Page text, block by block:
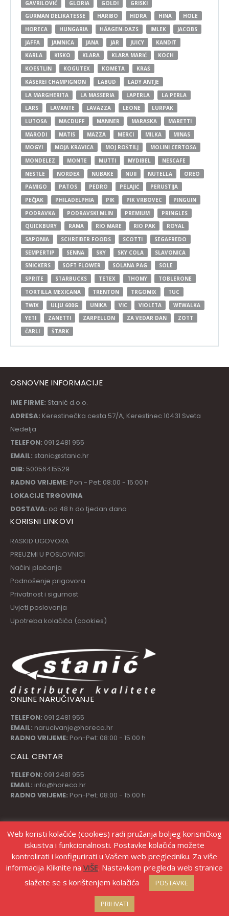
GAVRILOVIĆ
GLORIA GOLDI
GRISKI
GURMAN DELIKATESSE
HARIBO HIDRA HINA
HOLE
HORECA
HUNGARIA HÄAGEN-DAZS IMLEK
JACOBS
JAFFA
JAMNICA JANA JAR JUICY
KANDIT
KARLA
KISKO KLARA KLARA MARIĆ
KOCH
KOESTLIN
KOGUTEX KOMETA
KRAŠ
KÄSEREI CHAMPIGNON
LABUD
LADY ANTJE
LA MARGHERITA
LA MASSERIA LAPERLA
LA PERLA
LARS
LAVANTE LAVAZZA LEONE
LURPAK
LUTOSA
MACDUFF MANNER MARASKA
MARETTI
MARODI
MATIS MAZZA MERCI MILKA
MINAS
MOGYI
MOJA KRAVICA MOJ ROŠTILJ
MOLINI CERTOSA
MONDELEZ
MONTE MUTTI MYDIBEL
NESCAFE
NESTLE
NORDEX NUBAKE NUII NUTELLA
OREO
PAMIGO
PATOS PEDRO PELAJIĆ
PERUSTIJA
PEČJAK
PHILADELPHIA PIK PIK VRBOVEC
PINGUIN
PODRAVKA
PODRAVSKI MLIN PREMIUM
PRINGLES
QUICKBURY
RAMA RIO MARE RIO PAK
ROYAL
SAPONIA
SCHREIBER FOODS SCOTTI
SEGAFREDO
SEMPERTIP
SENNA SKY SKY COLA
SLAVONICA
SNICKERS
SOFT FLOWER SOLANA PAG
SOLE
SPRITE
STARBUCKS TETEX THOMY
TOBLERONE
TORTILLA MEXICANA
TRENTON TRGOMIX
TUC
TWIX
ULJU 600G UNIKA VIC VIOLETA
WEWALKA
YETI
ZANETTI ZARPELLON ZA VEDAR DAN
ZOTT
ČARLI
ŠTARK
OSNOVNE INFORMACIJE
IME FIRME: Stanić d.o.o.
ADRESA: Kerestinečka cesta 57/A, Kerestinec 10431 Sveta
Nedelja
TELEFON: 091 2481 955
EMAIL: stanic@stanic.hr
OIB: 50056415529
RADNO VRIJEME: Pon - Pet: 08:00 - 15:00 h
LOKACIJE TRGOVINA
DOSTAVA: od 48 h do tjedan dana
KORISNI LINKOVI
RASKID UGOVORA
PREUZMI U POSLOVNICI
Načini plaćanja
Podnošenje prigovora
Privatnost i sigurnost
Uvjeti poslovanja
Upotreba kolačića (cookies)
ONLINE NARUČIVANJE
TELEFON: 091 2481 955
EMAIL: narucivanje@horeca.hr
RADNO VRIJEME: Pon-Pet: 08:00 - 15:00 h
CALL CENTAR
TELEFON: 091 2481 955
EMAIL: info@horeca.hr
RADNO VRIJEME: Pon-Pet: 08:00 - 15:00 h
Izrada web shopa Marketing strategije
Web koristi kolačiće (cookies) radi pružanja boljeg korisničkog
iskustva i funkcionalnosti. Postavke kolačića možete
kontrolirati i konfigurirati u Vašem web pregledniku. Za više
informacija Kliknite na VIŠE. Nastavkom pregleda web stranice
slažete se s korištenjem kolačića
POSTAVKE
PRIHVATI